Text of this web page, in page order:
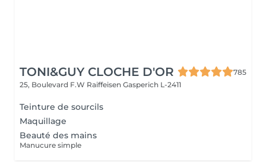
TONI&GUY CLOCHE D'OR
785
25, Boulevard F.W Raiffeisen Gasperich L-2411
Teinture de sourcils
Maquillage
Beauté des mains
Manucure simple